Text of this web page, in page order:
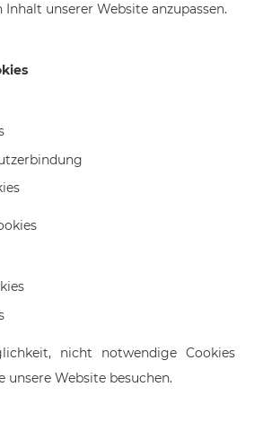
unserer Website anzupassen.
nicht notwendige Cookies
unsere Website besuchen.